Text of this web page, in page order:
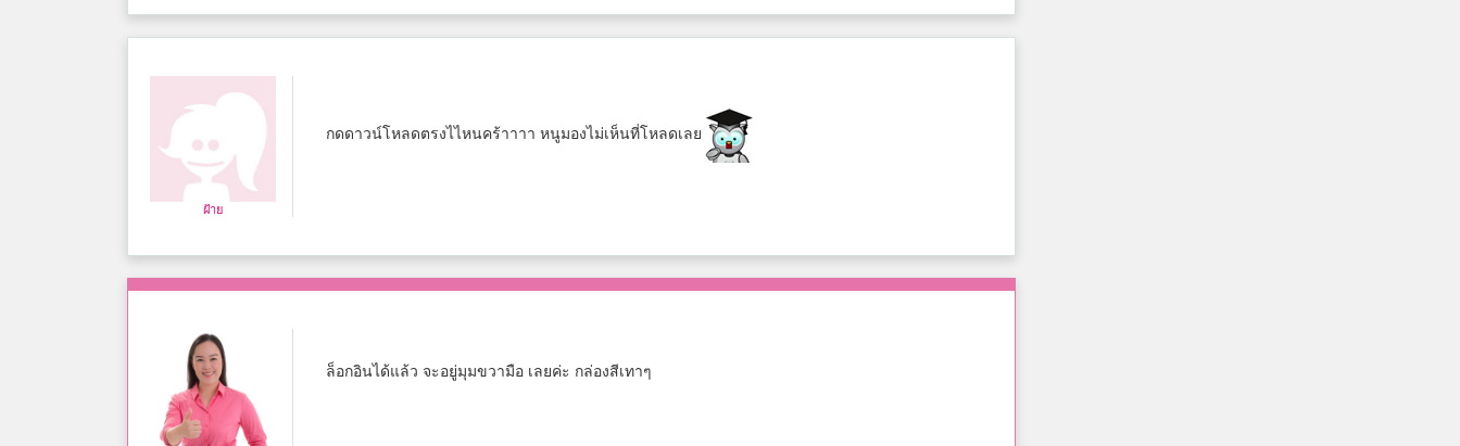
ฝ้าย
กดดาวน์โหลดตรงไไหนคร้าาาา หนูมองไม่เห็นที่โหลดเลย
ล็อกอินได้แล้ว จะอยู่มุมขวามือ เลยค่ะ กล่องสีเทาๆ